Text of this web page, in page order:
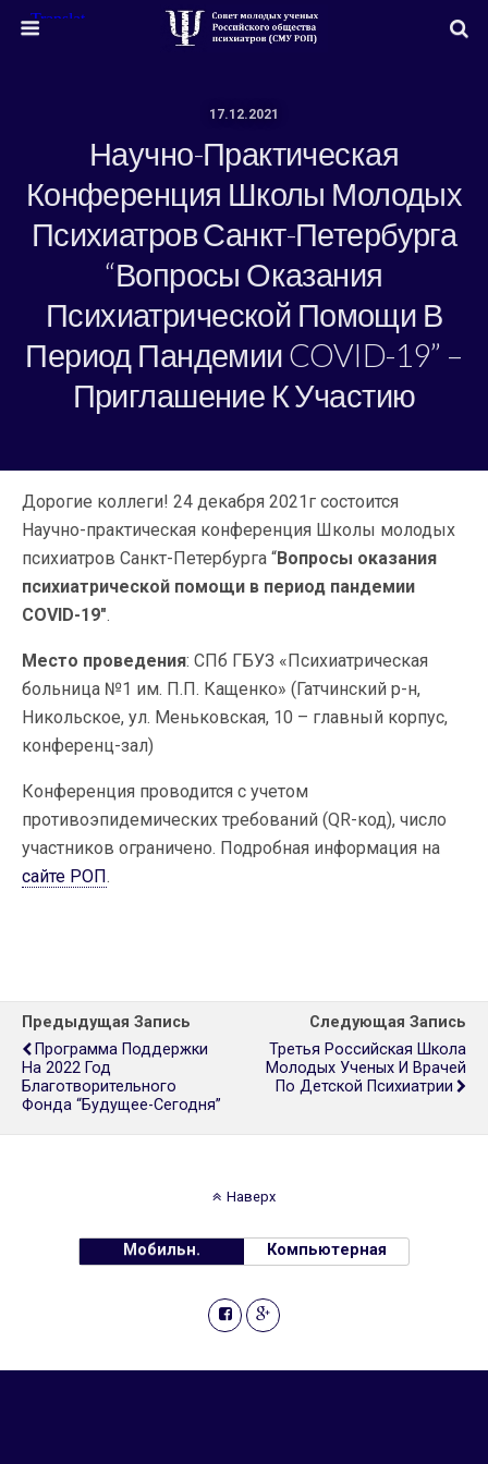
17.12.2021
Научно-Практическая
Конференция Школы Молодых
Психиатров Санкт-Петербурга
“Вопросы Оказания
Психиатрической Помощи В
Период Пандемии COVID-19” –
Приглашение К Участию
Дорогие коллеги! 24 декабря 2021г состоится
Научно-практическая конференция Школы молодых
психиатров Санкт-Петербурга “Вопросы оказания
психиатрической помощи в период пандемии
COVID-19″.
Место проведения: СПб ГБУЗ «Психиатрическая
больница №1 им. П.П. Кащенко» (Гатчинский р-н,
Никольское, ул. Меньковская, 10 – главный корпус,
конференц-зал)
Конференция проводится с учетом
противоэпидемических требований (QR-код), число
участников ограничено. Подробная информация на
сайте РОП.
Предыдущая Запись
Программа Поддержки
На 2022 Год
Благотворительного
Фонда “Будущее-Сегодня”
Следующая Запись
Третья Российская Школа
Молодых Ученых И Врачей
По Детской Психиатрии
Наверх
Мобильн. Компьютерная